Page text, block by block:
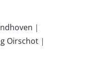
|
Oirschot|